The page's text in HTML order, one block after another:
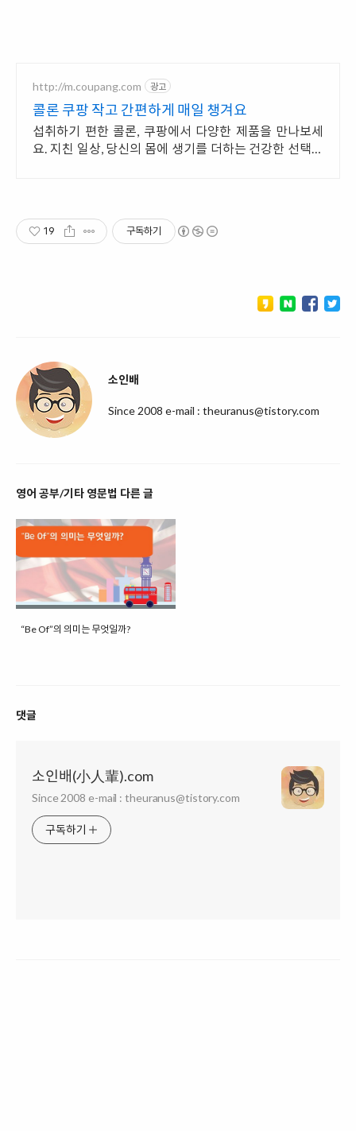
http://m.coupang.com 광고
콜론 쿠팡 작고 간편하게 매일 챙겨요
섭취하기 편한 콜론, 쿠팡에서 다양한 제품을 만나보세
요. 지친 일상, 당신의 몸에 생기를 더하는 건강한 선택을
19 구독하기
소인배
Since 2008 e-mail : theuranus@tistory.com
영어 공부/기타 영문법 다른 글
“Be Of”의 의미는 무엇일까?
댓글
소인배(小人輩).com
Since 2008 e-mail : theuranus@tistory.com
구독하기